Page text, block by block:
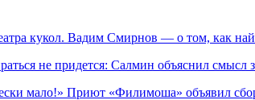
кукол. Вадим Смирнов — о том, как
не придется: Салмин объяснил
мало!» Приют «Филимоша» объявил